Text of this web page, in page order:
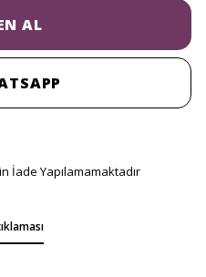
AL
İade Yapılamamaktadır